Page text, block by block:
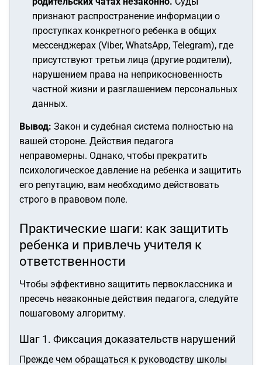
признают распространение информации о
проступках конкретного ребенка в общих
мессенджерах (Viber, WhatsApp, Telegram), где
присутствуют третьи лица (другие родители),
нарушением права на неприкосновенность
частной жизни и разглашением персональных
данных.
Вывод: Закон и судебная система полностью на
вашей стороне. Действия педагога
неправомерны. Однако, чтобы прекратить
психологическое давление на ребенка и защитить
его репутацию, вам необходимо действовать
строго в правовом поле.
Практические шаги: как защитить
ребенка и привлечь учителя к
ответственности
Чтобы эффективно защитить первоклассника и
пресечь незаконные действия педагога, следуйте
пошаговому алгоритму.
Шаг 1. Фиксация доказательств нарушений
Прежде чем обращаться к руководству школы